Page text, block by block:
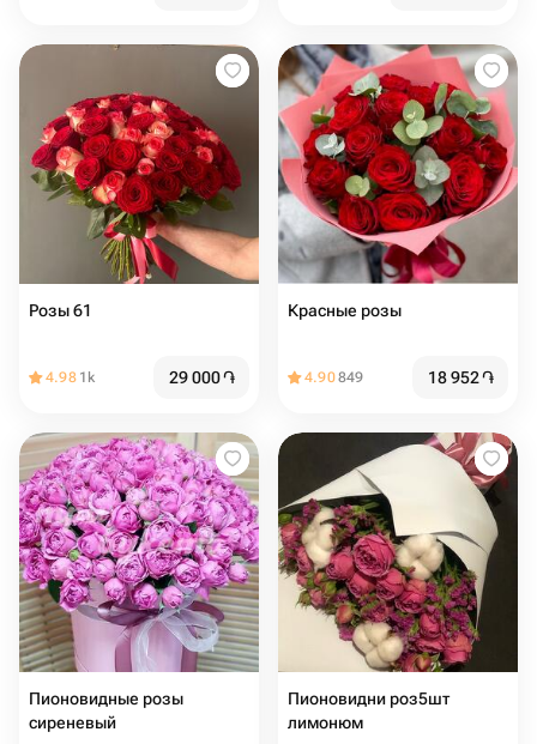
Розы 61
4.98 1k 29 000֏
Красные розы
4.90849 18 952֏
Пионовидные розы
сиреневый
Пионовидни роз5шт
лимонюм